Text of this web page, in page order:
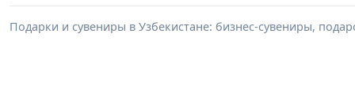
Подарки и сувениры в Узбекистане: бизнес-сувениры,